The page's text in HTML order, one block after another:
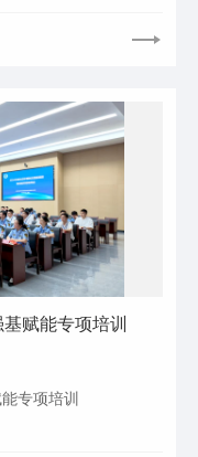
赋能专项培训
专项培训